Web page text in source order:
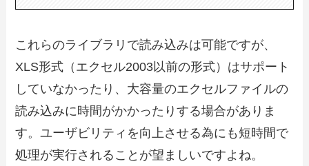
これらのライブラリで読み込みは可能ですが、
XLS形式（エクセル2003以前の形式）はサポート
していなかったり、大容量のエクセルファイルの
読み込みに時間がかかったりする場合がありま
す。ユーザビリティを向上させる為にも短時間で
処理が実行されることが望ましいですよね。